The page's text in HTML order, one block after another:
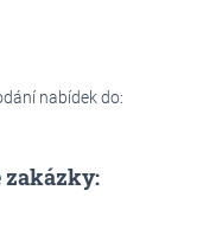
nabídek do:
zakázky: